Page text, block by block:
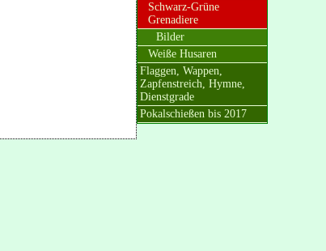
Schwarz-Grüne
Grenadiere
Bilder
Weiße Husaren
Flaggen, Wappen,
Zapfenstreich, Hymne,
Dienstgrade
Pokalschießen bis 2017